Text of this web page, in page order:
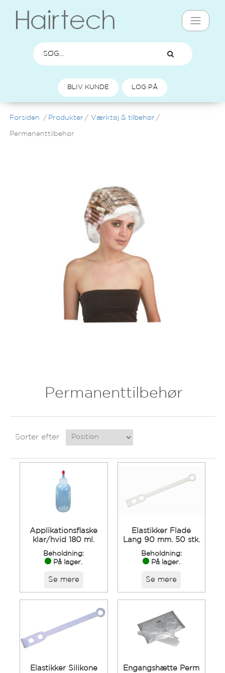
BLIV KUNDE LOG PÅ
Forsiden / Produkter / Værktøj & tilbehør /
Permanenttilbehør
Permanenttilbehør
Sorter efter
Applikationsflaske
klar/hvid 180 ml.
Beholdning:
På lager.
Se mere
Elastikker Flade
Lang 90 mm. 50 stk.
Beholdning:
På lager.
Se mere
Elastikker Silikone
Engangshætte Perm